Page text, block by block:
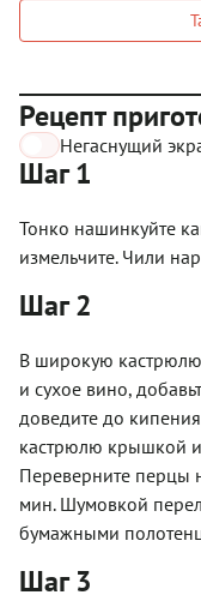
Рецепт
Негаснущий
Шаг 1
Тонко нашинкуйте
измельчите. Чили
Шаг 2
В широкую
и сухое вино,
доведите до
кастрюлю крышкой и
Переверните перцы
мин. Шумовкой
бумажными
Шаг 3